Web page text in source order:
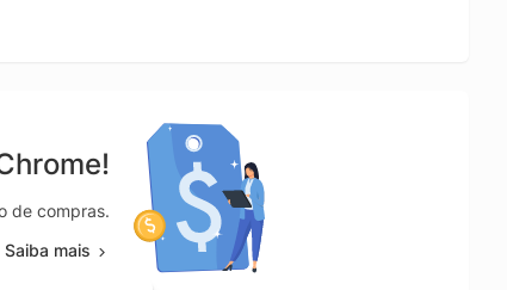
de compras.
Saiba mais